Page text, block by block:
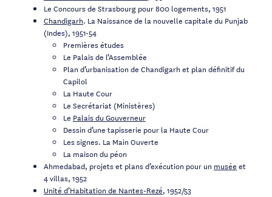
Le Concours de Strasbourg pour 800 logements, 1951
Chandigarh. La Naissance de la nouvelle capitale du Punjab
(Indes), 1951-54
Premières études
Le Palais de l’Assemblée
Plan d’urbanisation de Chandigarh et plan définitif du
Capilol
La Haute Cour
Le Secrétariat (Ministères)
Le Palais du Gouverneur
Dessin d’une tapisserie pour la Haute Cour
Les signes. La Main Ouverte
La maison du péon
Ahmedabad, projets et plans d’exécution pour un musée et
4 villas, 1952
Unité d’Habitation de Nantes-Rezé, 1952/53